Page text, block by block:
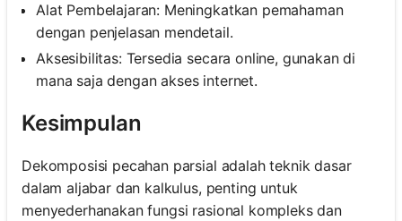
Alat Pembelajaran: Meningkatkan pemahaman
dengan penjelasan mendetail.
Aksesibilitas: Tersedia secara online, gunakan di
mana saja dengan akses internet.
Kesimpulan
Dekomposisi pecahan parsial adalah teknik dasar
dalam aljabar dan kalkulus, penting untuk
menyederhanakan fungsi rasional kompleks dan